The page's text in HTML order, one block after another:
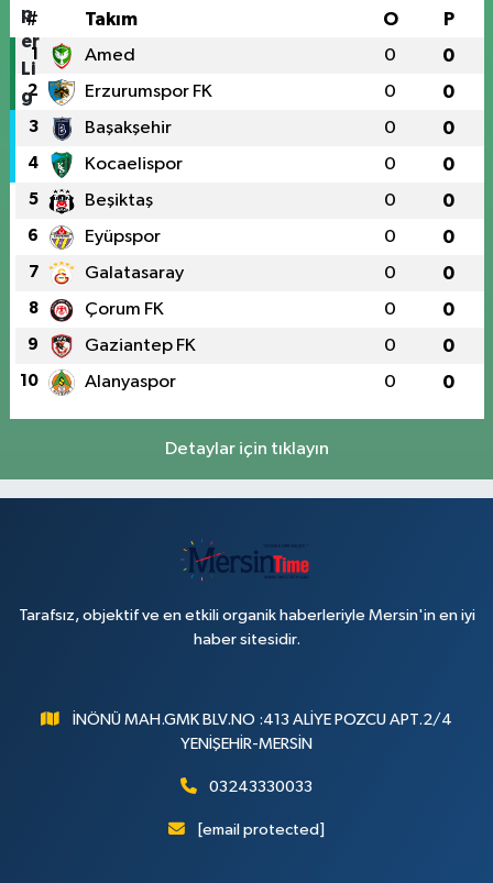
# Takım O P
1 Amed 0 0
2 Erzurumspor FK 0 0
3 Başakşehir 0 0
4 Kocaelispor 0 0
5 Beşiktaş 0 0
6 Eyüpspor 0 0
7 Galatasaray 0 0
8 Çorum FK 0 0
9 Gaziantep FK 0 0
10 Alanyaspor 0 0
Detaylar için tıklayın
Tarafsız, objektif ve en etkili organik haberleriyle Mersin'in en iyi
haber sitesidir.
İNÖNÜ MAH.GMK BLV.NO :413 ALİYE POZCU APT.2/4
YENİŞEHİR-MERSİN
03243330033
[email protected]